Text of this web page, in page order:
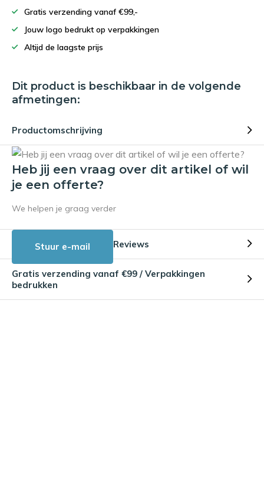
Gratis verzending vanaf €99,-
Jouw logo bedrukt op verpakkingen
Altijd de laagste prijs
Dit product is beschikbaar in de volgende
afmetingen:
Productomschrijving
Heb jij een vraag over dit artikel of wil
je een offerte?
We helpen je graag verder
Stuur e-mail Reviews
Gratis verzending vanaf €99 / Verpakkingen
bedrukken